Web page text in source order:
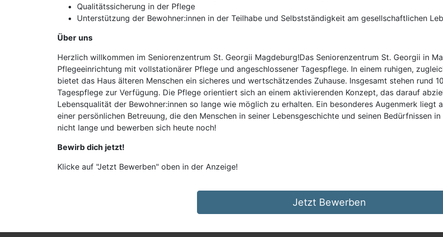
Qualitätssicherung in der Pflege
Unterstützung der Bewohner:innen in der Teilhabe und Selbstständigkeit am gesellschaftlichen
Über uns
Herzlich willkommen im Seniorenzentrum St. Georgii Magdeburg!Das Seniorenzentrum St. Georgii in
Pflegeeinrichtung mit vollstationärer Pflege und angeschlossener Tagespflege. In einem ruhigen,
bietet das Haus älteren Menschen ein sicheres und wertschätzendes Zuhause. Insgesamt stehen rund
Tagespflege zur Verfügung. Die Pflege orientiert sich an einem aktivierenden Konzept, das darauf
Lebensqualität der Bewohner:innen so lange wie möglich zu erhalten. Ein besonderes Augenmerk liegt
einer persönlichen Betreuung, die den Menschen in seiner Lebensgeschichte und seinen Bedürfnissen
nicht lange und bewerben sich heute noch!
Bewirb dich jetzt!
Klicke auf "Jetzt Bewerben" oben in der Anzeige!
Jetzt Bewerben